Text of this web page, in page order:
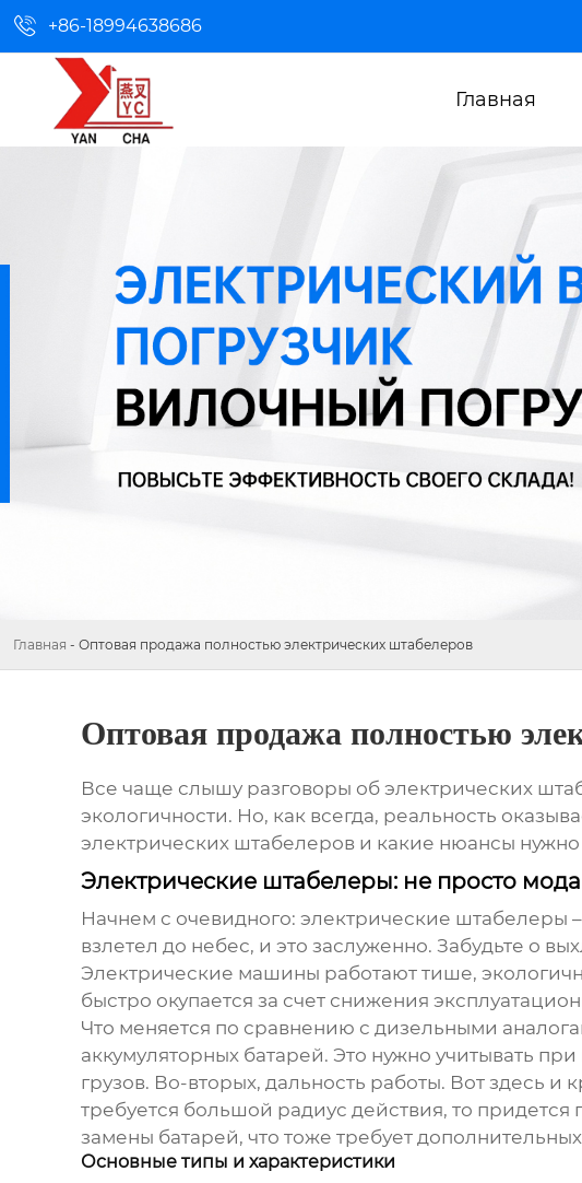
 +86-18994638686
Главная
Главная - Оптовая продажа полностью электрических штабелеров
Оптовая продажа полностью
Все чаще слышу разговоры об электрических
экологичности. Но, как всегда, реальность
электрических штабелерови какие нюансы нужно
Электрические штабелеры: не просто мода
Начнем с очевидного: электрические штабелеры
взлетел до небес, и это заслуженно. Забудьте о
Электрические машины работают тише,
быстро окупается за счет снижения
Что меняется по сравнению с дизельными
аккумуляторных батарей. Это нужно учитывать
грузов. Во-вторых, дальность работы. Вот здесь и
требуется большой радиус действия, то
замены батарей, что тоже требует
Основные типы и характеристики